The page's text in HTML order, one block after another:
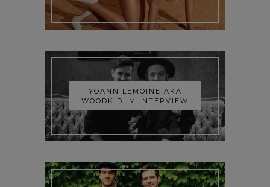
YOANN LEMOINE AKA
WOODKID IM INTERVIEW